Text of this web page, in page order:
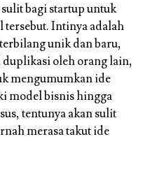
bagi startup untuk
tersebut. Intinya adalah
unik dan baru,
oleh orang lain,
mengumumkan ide
model bisnis hingga
tentunya akan sulit
merasa takut ide